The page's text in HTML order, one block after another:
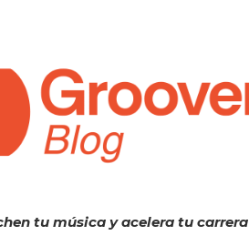
tu música y acelera tu carrera